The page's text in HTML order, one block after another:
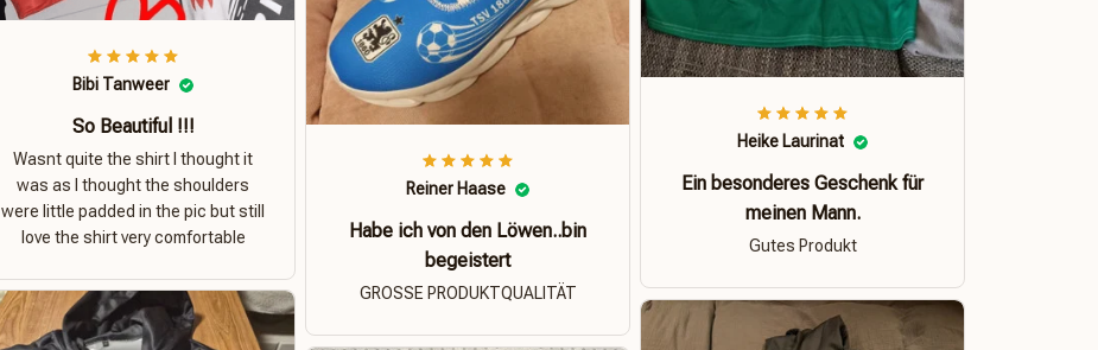
Bibi Tanweer
So Beautiful !!!
Wasnt quite the shirt I thought it
was as I thought the shoulders
were little padded in the pic but still
love the shirt very comfortable
Heike Laurinat
Ein besonderes Geschenk für
meinen Mann.
Gutes Produkt
Reiner Haase
Habe ich von den Löwen..bin
begeistert
GROSSE PRODUKTQUALITÄT